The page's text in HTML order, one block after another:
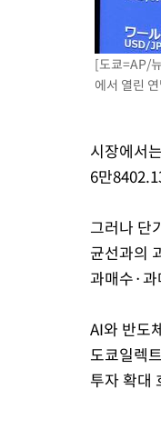
[도쿄=AP/
에서 열린
시장에서
6만
그러나 단
균선과의
과매수·
AI와 반도
도쿄일렉
투자 확대